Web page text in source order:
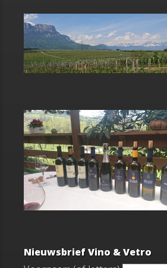
Nieuwsbrief Vino & Vetro